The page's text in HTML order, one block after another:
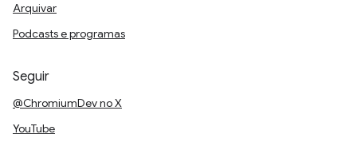
Arquivar
Podcasts e programas
Seguir
@ChromiumDev no X
YouTube